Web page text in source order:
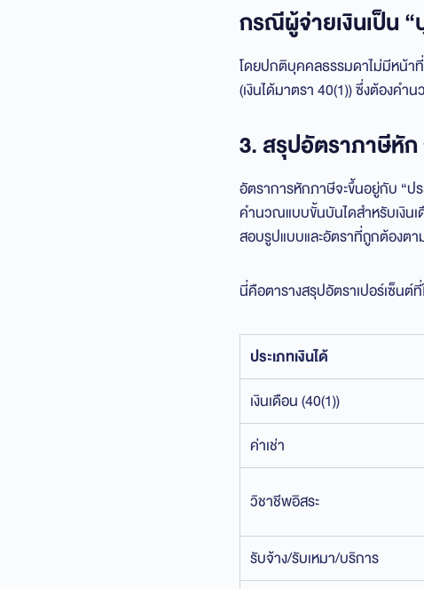
กรณีผู้จ่ายเงินเป็น
โดยปกติบุคคลธรรมดาไม่มีหน้า
(เงินได้มาตรา 40(1)) ซึ่งต้องค
3. สรุปอัตราภาษีหั
อัตราการหักภาษีจะขึ้นอยู่กับ “ปร
คำนวณแบบขั้นบันไดสำหรับเงิน
สอบรูปแบบและอัตราที่ถูกต้องต
นี่คือตารางสรุปอัตราเปอร์เซ็นต์
ประเภทเงินได้
เงินเดือน (40(1))
ค่าเช่า
วิชาชีพอิสระ
รับจ้าง/รับเหมา/บริการ